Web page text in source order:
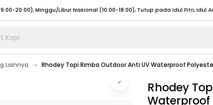
(07:00 - 20:00), Sabtu - Minggu (08:00 - 20:00), Tutup pada Idul Fitri
- 20:00), Sabtu - Minggu/ Libur Nasional (08:00 - 17:00) Selengkapnya
- 20:00), Sabtu - Minggu/ Libur Nasional (08:00 - 17:00) Selengkapnya
20:00), Minggu/Libur Nasional (12:00-20:00), Tutup pada Idul Fitri
Kopi
Lainnya Rhodey Topi Rimba Outdoor Anti UV Waterproof
Rhodey
Waterproof